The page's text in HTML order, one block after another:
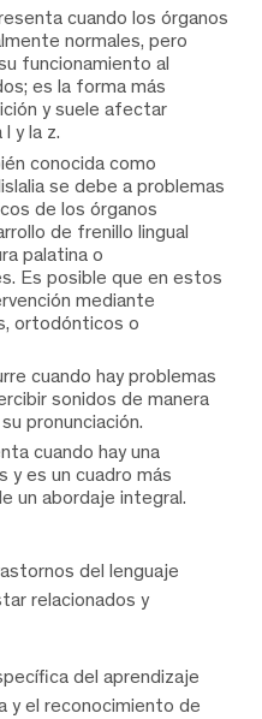
cuando los órganos
normales, pero
funcionamiento al
es la forma más
y suele afectar
y la z.
conocida como
se debe a problemas
de los órganos
de frenillo lingual
palatina o
Es posible que en estos
mediante
ortodónticos o
cuando hay problemas
sonidos de manera
pronunciación.
cuando hay una
y es un cuadro más
un abordaje integral.
del lenguaje
relacionados y
del aprendizaje
y el reconocimiento de